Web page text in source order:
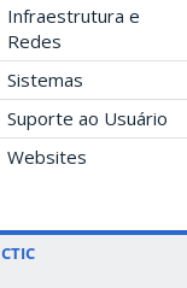
Infraestrutura e
Redes
Sistemas
Suporte ao Usuário
Websites
CTIC